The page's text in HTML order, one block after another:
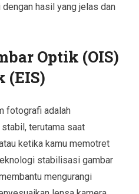
hasil yang jelas dan
Optik (OIS)
(EIS)
fotografi adalah
terutama saat
ketika kamu memotret
stabilisasi gambar
mengurangi